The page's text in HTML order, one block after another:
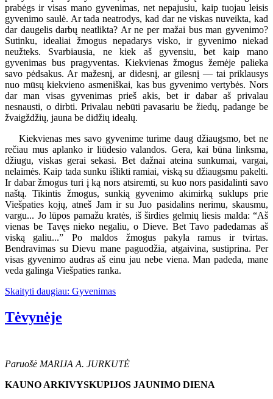
prabėgs ir visas mano gyvenimas, net nepajusiu, kaip tuojau leisis
gyvenimo saulė. Ar tada neatrodys, kad dar ne viskas nuveikta, kad
dar daugelis darbų neatlikta? Ar ne per mažai bus man gyvenimo?
Sutinku, idealiai žmogus nepadarys visko, ir gyvenimo niekad
neužteks. Svarbiausia, ne kiek aš gyvensiu, bet kaip mano
gyvenimas bus pragyventas. Kiekvienas žmogus žemėje palieka
savo pėdsakus. Ar mažesnį, ar didesnį, ar gilesnį — tai priklausys
nuo mūsų kiekvieno asmeniškai, kas bus gyvenimo vertybės. Nors
dar man visas gyvenimas prieš akis, bet ir dabar aš privalau
nesnausti, o dirbti. Privalau nebūti pavasariu be žiedų, padange be
žvaigždžių, jauna be didžių idealų.
Kiekvienas mes savo gyvenime turime daug džiaugsmo, bet ne
rečiau mus aplanko ir liūdesio valandos. Gera, kai būna linksma,
džiugu, viskas gerai sekasi. Bet dažnai ateina sunkumai, vargai,
nelaimės. Kaip tada sunku išlikti ramiai, viską su džiaugsmu pakelti.
Ir dabar žmogus turi į ką nors atsiremti, su kuo nors pasidalinti savo
naštą. Tikintis žmogus, sunkią gyvenimo akimirką suklups prie
Viešpaties kojų, atneš Jam ir su Juo pasidalins nerimu, skausmu,
vargu... Jo lūpos pamažu kratės, iš širdies gelmių liesis malda: “Aš
vienas be Tavęs nieko negaliu, o Dieve. Bet Tavo padedamas aš
viską galiu...” Po maldos žmogus pakyla ramus ir tvirtas.
Bendravimas su Dievu mane paguodžia, atgaivina, sustiprina. Per
visas gyvenimo audras aš einu jau nebe viena. Man padeda, mane
veda galinga Viešpaties ranka.
Skaityti daugiau: Gyvenimas
Tėvynėje
Paruošė MARIJA A. JURKUTĖ
KAUNO ARKIVYSKUPIJOS JAUNIMO DIENA